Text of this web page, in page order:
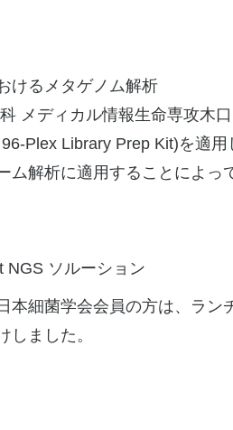
けるメタゲノム解析
メディカル情報生命専攻木
Plex Library Prep Kit)を適
解析に適用することによっ
NGS ソルーション
細菌学会会員の方は、ラン
ました。